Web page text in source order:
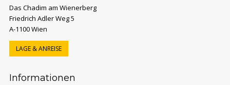
Das Chadim am Wienerberg
Friedrich Adler Weg 5
A-1100 Wien
LAGE & ANREISE
Informationen